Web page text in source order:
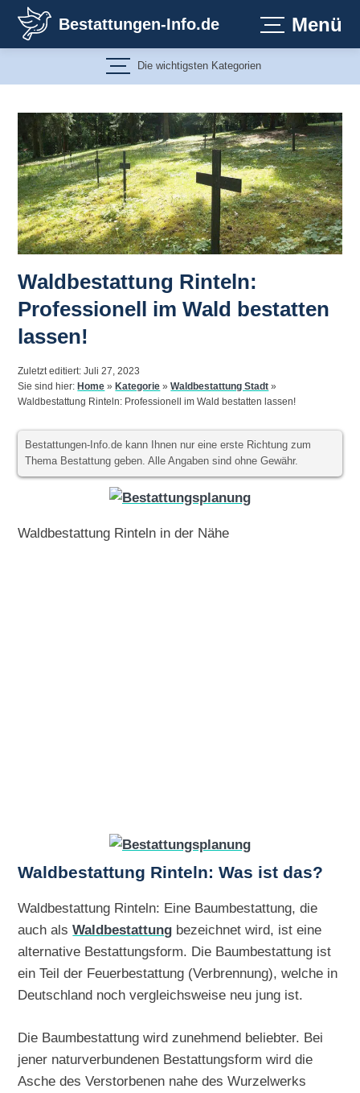
Inhalt
springen
Bestattungen-Info.de Menü
Die wichtigsten Kategorien
Waldbestattung Rinteln:
Professionell im Wald bestatten
lassen!
Zuletzt editiert: Juli 27, 2023
Sie sind hier:Home »Kategorie »Waldbestattung Stadt »
Waldbestattung Rinteln: Professionell im Wald bestatten lassen!
Bestattungen-Info.de kann Ihnen nur eine erste Richtung zum
Thema Bestattung geben. Alle Angaben sind ohne Gewähr.
Waldbestattung Rinteln in der Nähe
Waldbestattung Rinteln: Was ist das?
Waldbestattung Rinteln: Eine Baumbestattung, die
auch alsWaldbestattung bezeichnet wird, ist eine
alternative Bestattungsform. Die Baumbestattung ist
ein Teil der Feuerbestattung (Verbrennung), welche in
Deutschland noch vergleichsweise neu jung ist.
Die Baumbestattung wird zunehmend beliebter. Bei
jener naturverbundenen Bestattungsform wird die
Asche des Verstorbenen nahe des Wurzelwerks